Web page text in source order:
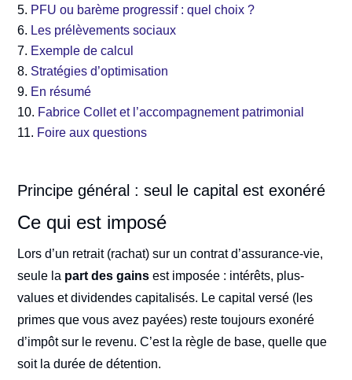
PFU ou barème progressif : quel choix ?
Les prélèvements sociaux
Exemple de calcul
Stratégies d’optimisation
En résumé
Fabrice Collet et l’accompagnement patrimonial
Foire aux questions
Principe général : seul le capital est exonéré
Ce qui est imposé
Lors d’un retrait (rachat) sur un contrat d’assurance-vie,
seule la part des gains est imposée : intérêts, plus-
values et dividendes capitalisés. Le capital versé (les
primes que vous avez payées) reste toujours exonéré
d’impôt sur le revenu. C’est la règle de base, quelle que
soit la durée de détention.